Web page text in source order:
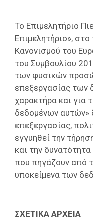
Έκθεση
Παραδοσιακών
Επαγγελμάτων
ΕΒΕΠ-
ΚΜ
Πιερία
Το Επιμελητήριο
Επιμελητήριο», στο
Κανονισμού του
του Συμβουλίου
των φυσικών
επεξεργασίας των
χαρακτήρα και για
δεδομένων αυτών»
επεξεργασίας,
εγγυηθεί την
και την
που πηγάζουν από
υποκείμενα των
ΣΧΕΤΙΚΑ ΑΡΧΕΙΑ